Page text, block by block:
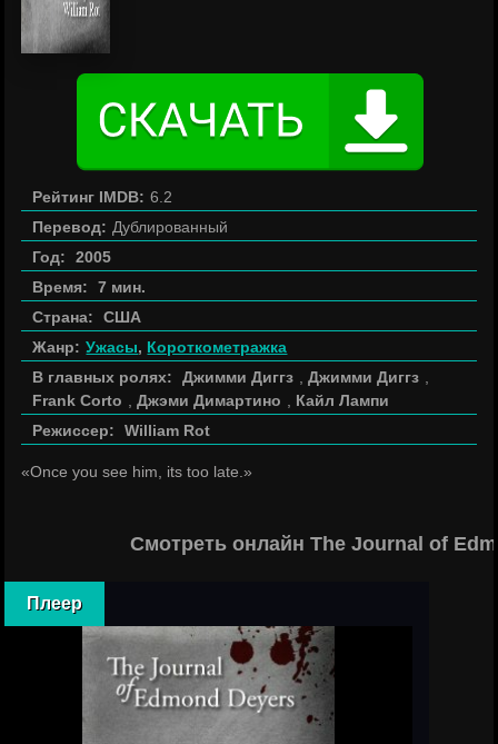
Рейтинг IMDB: 6.2
Перевод: Дублированный
Год:
2005
Время:
7 мин.
Страна:
США
Жанр: Ужасы, Короткометражка
В главных ролях:
Джимми Диггз ,Джимми Диггз
Frank Corto
,Джэми Димартино
Кайл Лампи
Режиссер:
William Rot
«Once you see him, its too late.»
Смотреть онлайн The Journal of
Плеер